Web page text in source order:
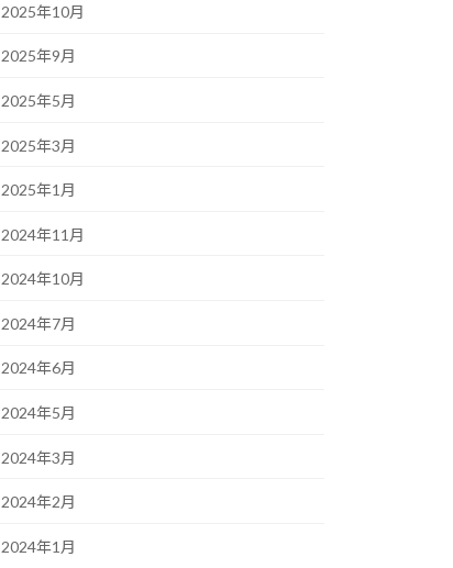
2025年10月
2025年9月
2025年5月
2025年3月
2025年1月
2024年11月
2024年10月
2024年7月
2024年6月
2024年5月
2024年3月
2024年2月
2024年1月